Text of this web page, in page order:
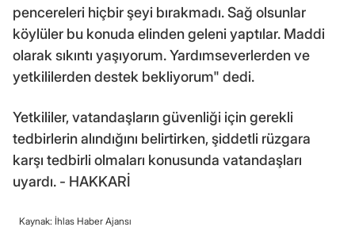
pencereleri hiçbir şeyi bırakmadı. Sağ olsunlar
köylüler bu konuda elinden geleni yaptılar. Maddi
olarak sıkıntı yaşıyorum. Yardımseverlerden ve
yetkililerden destek bekliyorum" dedi.
Yetkililer, vatandaşların güvenliği için gerekli
tedbirlerin alındığını belirtirken, şiddetli rüzgara
karşı tedbirli olmaları konusunda vatandaşları
uyardı. - HAKKARİ
Kaynak: İhlas Haber Ajansı